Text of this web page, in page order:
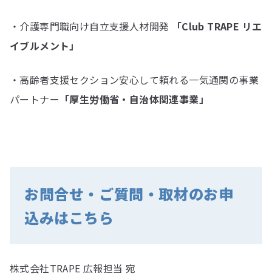
・介護専⾨職向け⾃⽴⽀援⼈材開発
「Club TRAPE リエ
イブルメント」
・高齢者支援セクション安心して頼れる一気通関の事業
パートナー 「厚生労働省・自治体関連事業」
お問合せ・ご質問・取材のお申
込みはこちら
株式会社TRAPE 広報担当 宛